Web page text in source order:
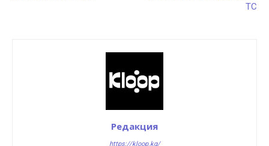
ТС
Редакция
https://kloop.kg/